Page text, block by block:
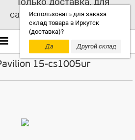
Использовать для заказа
склад товара в Иркутск
(доставка)?
Да
Другой склад
самовывоза выбирайте
другой склад!
15-cs1005ur